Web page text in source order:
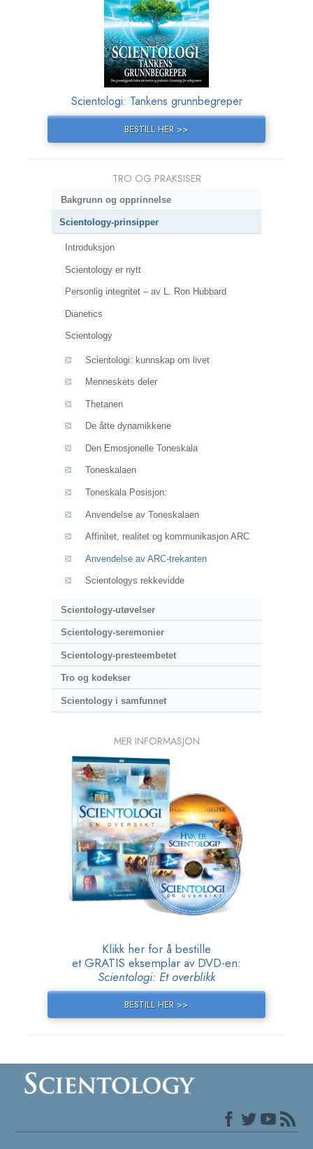
Scientologi: Tankens grunnbegreper
BESTILL HER >>
TRO OG PRAKSISER
Bakgrunn og opprinnelse
Scientology-prinsipper
Introduksjon
Scientology er nytt
Personlig integritet – av L. Ron Hubbard
Dianetics
Scientology
Scientologi: kunnskap om livet
Menneskets deler
Thetanen
De åtte dynamikkene
Den Emosjonelle Toneskala
Toneskalaen
Toneskala Posisjon:
Anvendelse av Toneskalaen
Affinitet, realitet og kommunikasjon ARC
Anvendelse av ARC-trekanten
Scientologys rekkevidde
Scientology-utøvelser
Scientology-seremonier
Scientology-presteembetet
Tro og kodekser
Scientology i samfunnet
MER INFORMASJON
Klikk her for å bestille
et GRATIS eksemplar av DVD-en:
Scientologi: Et overblikk
BESTILL HER >>